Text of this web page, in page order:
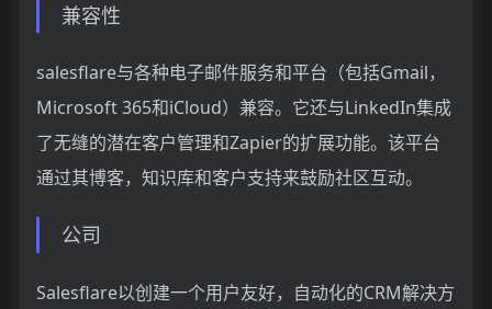
兼容性
salesflare与各种电子邮件服务和平台（包括Gmail，
Microsoft 365和iCloud）兼容。它还与LinkedIn集成
了无缝的潜在客户管理和Zapier的扩展功能。该平台
通过其博客，知识库和客户支持来鼓励社区互动。
公司
Salesflare以创建一个用户友好，自动化的CRM解决方